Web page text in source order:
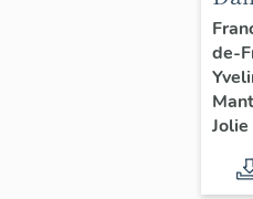
de
de
de-
Jolie